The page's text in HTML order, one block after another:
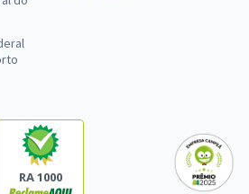
RA 1000